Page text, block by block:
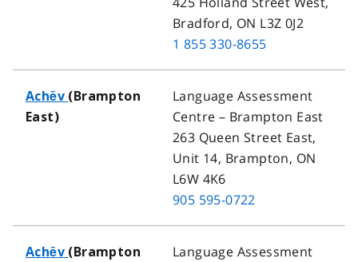
Bradford, ON L3Z 0J2
1 855 330-8655
Achēv (Brampton
East)
Language Assessment
Centre – Brampton East
263 Queen Street East,
Unit 14, Brampton, ON
L6W 4K6
905 595-0722
Achēv (Brampton
Language Assessment